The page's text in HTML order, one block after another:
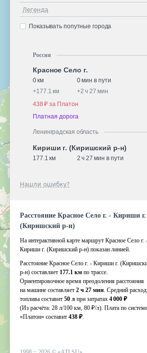
Легенда
Показывать попутные города
Россия
Красное Село г.
0 км
0 мин в пути
+177.1 км +2 ч 27 мин
438 ₽ за Платон
Платная дорога
Ленинградская область
Кириши г. (Киришский р-н)
177.1 км 2 ч 27 мин в пути
Нашли ошибку?
Расстояние Красное Село г. - Кириши г.
(Киришский р-н)
На интерактивной карте маршрут Красное Село г.
Кириши г. (Киришский р-н) показан линией.
Расстояние Красное Село г. - Кириши г.
р-н) составляет 177.1 км по трассе.
Ориентировочное время преодоления расстояния
на машине составляет 2 ч 27 мин. Средний расход
топлива составит 50 л при затратах 4 000 ₽
(Из расчёта: 28 л/100 км, 80 ₽/л). Плата по системе
«Платон» составит 438 ₽.